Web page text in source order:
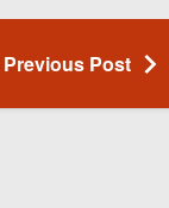
Previous Post